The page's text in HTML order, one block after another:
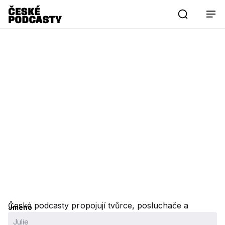
České podcasty propojují tvůrce, posluchače a
značky na jednom místě. Mapujeme českou
Jméno